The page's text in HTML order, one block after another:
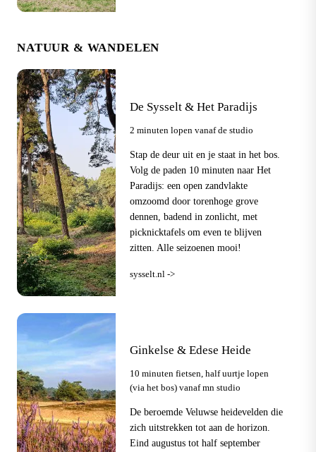
NATUUR & WANDELEN
De Sysselt & Het Paradijs
2 minuten lopen vanaf de studio
Stap de deur uit en je staat in het bos.
Volg de paden 10 minuten naar Het
Paradijs: een open zandvlakte
omzoomd door torenhoge grove
dennen, badend in zonlicht, met
picknicktafels om even te blijven
zitten. Alle seizoenen mooi!
sysselt.nl ->
Ginkelse & Edese Heide
10 minuten fietsen, half uurtje lopen
(via het bos) vanaf mn studio
De beroemde Veluwse heidevelden die
zich uitstrekken tot aan de horizon.
Eind augustus tot half september